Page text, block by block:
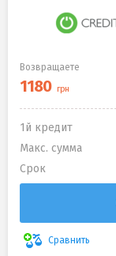
Возвращаете
1й кредит
Макс. сумма
Срок
Сравнить